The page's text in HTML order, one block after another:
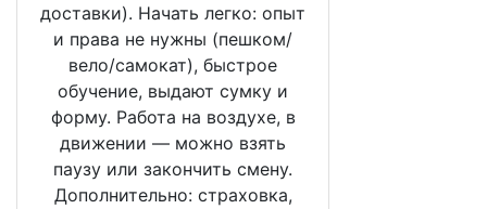
доставки). Начать легко: опыт
и права не нужны (пешком/
вело/самокат), быстрое
обучение, выдают сумку и
форму. Работа на воздухе, в
движении — можно взять
паузу или закончить смену.
Дополнительно: страховка,